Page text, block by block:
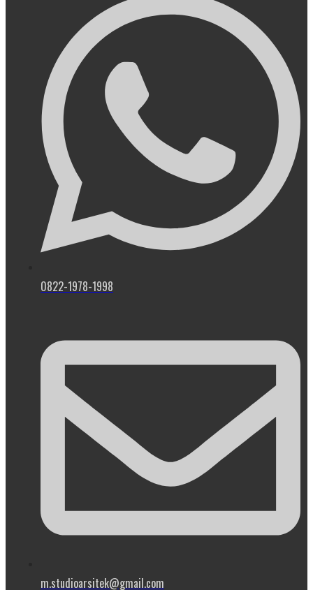
0822-1978-1998
m.studioarsitek@gmail.com